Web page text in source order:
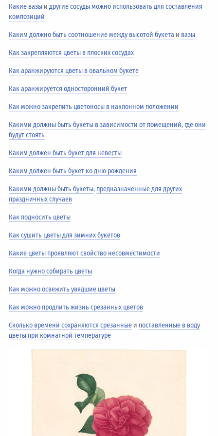
Какие вазы идругие сосуды можно использовать для составления
композиций
Каким должно быть соотношение между высотой букета и вазы
Как закрепляются цветы в плоских сосудах
Как аранжируются цветы в овальном букете
Как аранжируется односторонний букет
Как можно закрепить цветоносы в наклонном положении
Какими должны быть букеты в зависимости от помещений, где они
будут стоять
Каким должен быть букет для невесты
Каким должен быть букет ко дню рождения
Какими должны быть букеты, предназначенные для других
праздничных случаев
Как подносить цветы
Как сушить цветы для зимних букетов
Какие цветы проявляют свойство несовместимости
Когда нужно собирать цветы
Как можно освежить увядшие цветы
Как можно продлить жизнь срезанных цветов
Сколько времени сохраняются срезанные и поставленные в воду
цветы при комнатной температуре